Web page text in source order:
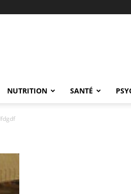
NUTRITION SANTÉ